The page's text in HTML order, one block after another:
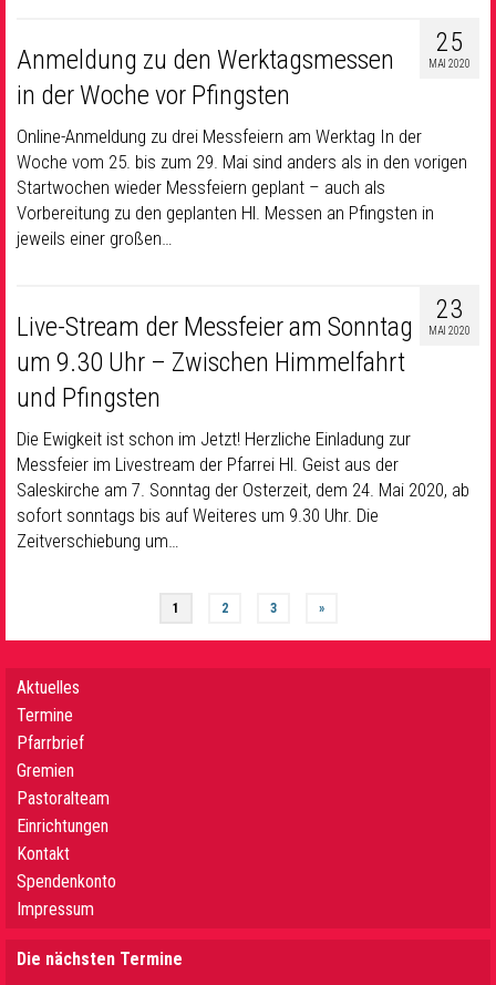
25
MAI 2020
Anmeldung zu den Werktagsmessen
in der Woche vor Pfingsten
Online-Anmeldung zu drei Messfeiern am Werktag In der
Woche vom 25. bis zum 29. Mai sind anders als in den vorigen
Startwochen wieder Messfeiern geplant – auch als
Vorbereitung zu den geplanten Hl. Messen an Pfingsten in
jeweils einer großen…
23
MAI 2020
Live-Stream der Messfeier am Sonntag
um 9.30 Uhr – Zwischen Himmelfahrt
und Pfingsten
Die Ewigkeit ist schon im Jetzt! Herzliche Einladung zur
Messfeier im Livestream der Pfarrei Hl. Geist aus der
Saleskirche am 7. Sonntag der Osterzeit, dem 24. Mai 2020, ab
sofort sonntags bis auf Weiteres um 9.30 Uhr. Die
Zeitverschiebung um…
1 2 3 »
Aktuelles
Termine
Pfarrbrief
Gremien
Pastoralteam
Einrichtungen
Kontakt
Spendenkonto
Impressum
Die nächsten Termine